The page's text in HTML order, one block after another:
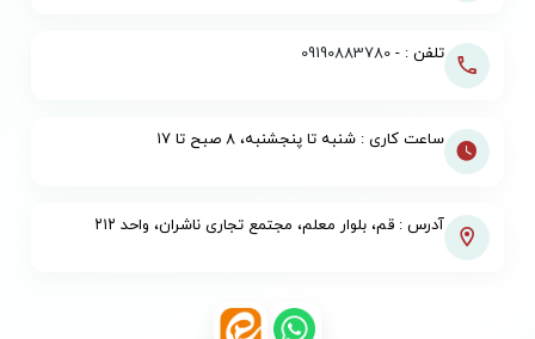
تلفن : -09190883780
ساعت کاری : شنبه تا پنجشنبه، ۸ صبح تا ۱۷
آدرس : قم، بلوار معلم، مجتمع تجاری ناشران، واحد ۲۱۲